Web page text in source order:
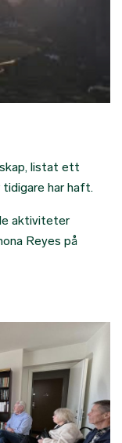
listat ett
har haft.
aktiviteter
Reyes på